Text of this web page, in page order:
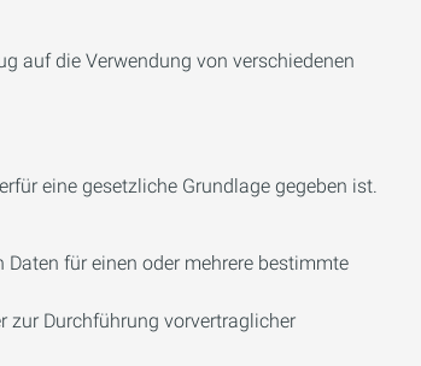
auf die Verwendung von verschiedenen
eine gesetzliche Grundlage gegeben ist.
Daten für einen oder mehrere bestimmte
zur Durchführung vorvertraglicher